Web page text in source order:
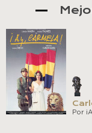
Por